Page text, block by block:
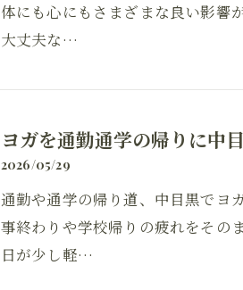
体にも心にもさまざまな良い影響
大丈夫な…
ヨガを通勤通学の帰りに中
2026/05/29
通勤や通学の帰り道、中目黒でヨ
事終わりや学校帰りの疲れをその
日が少し軽…